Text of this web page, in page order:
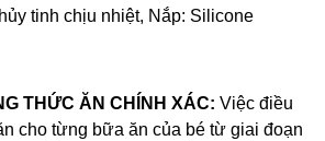
tinh chịu nhiệt, Nắp: Silicone
THỨC ĂN CHÍNH XÁC: Việc điều
cho từng bữa ăn của bé từ giai đoạn